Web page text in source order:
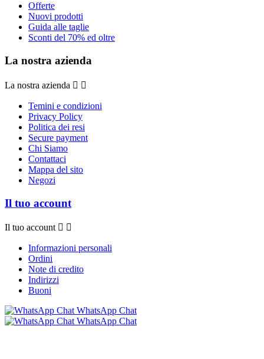
Offerte
Nuovi prodotti
Guida alle taglie
Sconti del 70% ed oltre
La nostra azienda
La nostra azienda  
Temini e condizioni
Privacy Policy
Politica dei resi
Secure payment
Chi Siamo
Contattaci
Mappa del sito
Negozi
Il tuo account
Il tuo account  
Informazioni personali
Ordini
Note di credito
Indirizzi
Buoni
WhatsApp Chat
WhatsApp Chat